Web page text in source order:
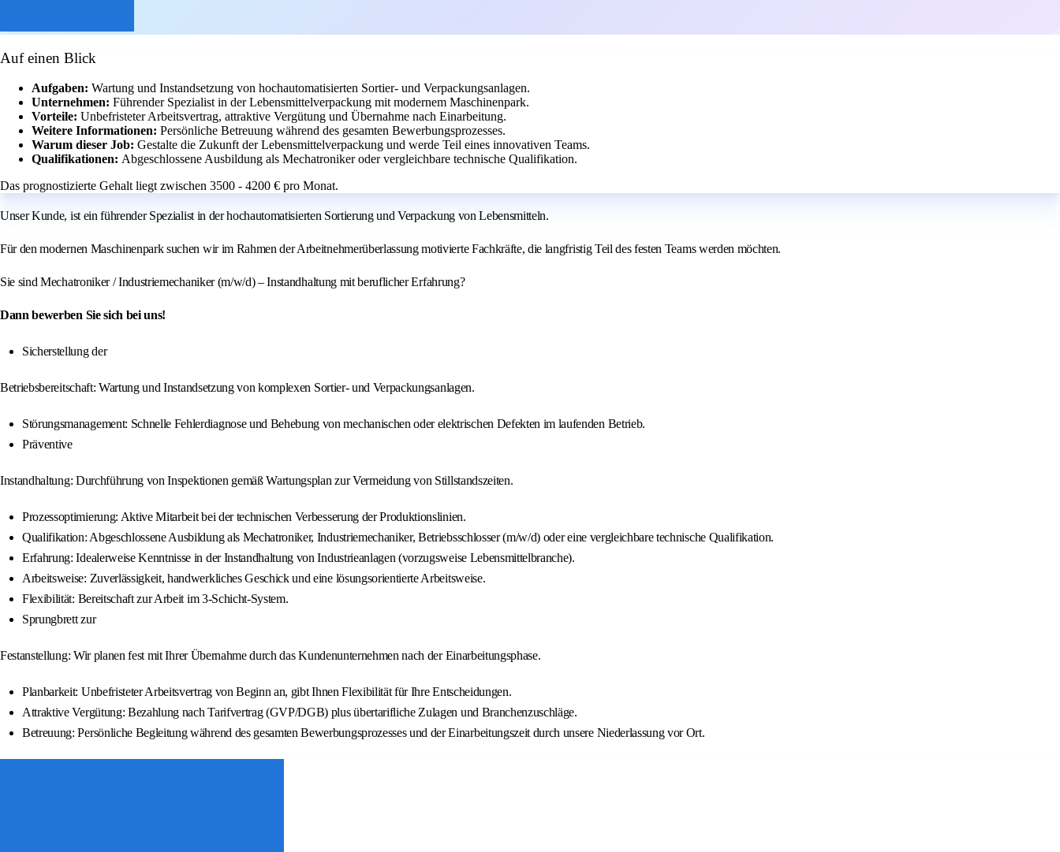
Auf einen Blick
Aufgaben: Wartung und Instandsetzung von hochautomatisierten Sortier- und Verpackungsanlagen.
Unternehmen: Führender Spezialist in der Lebensmittelverpackung mit modernem Maschinenpark.
Vorteile: Unbefristeter Arbeitsvertrag, attraktive Vergütung und Übernahme nach Einarbeitung.
Weitere Informationen: Persönliche Betreuung während des gesamten Bewerbungsprozesses.
Warum dieser Job: Gestalte die Zukunft der Lebensmittelverpackung und werde Teil eines innovativen Teams.
Qualifikationen: Abgeschlossene Ausbildung als Mechatroniker oder vergleichbare technische Qualifikation.
Das prognostizierte Gehalt liegt zwischen 3500 - 4200 € pro Monat.
Unser Kunde, ist ein führender Spezialist in der hochautomatisierten Sortierung und Verpackung von Lebensmitteln.
Für den modernen Maschinenpark suchen wir im Rahmen der Arbeitnehmerüberlassung motivierte Fachkräfte, die langfristig Teil des festen Teams werden möchten.
Sie sind Mechatroniker / Industriemechaniker (m/w/d) – Instandhaltung mit beruflicher Erfahrung?
Dann bewerben Sie sich bei uns!
Sicherstellung der
Betriebsbereitschaft: Wartung und Instandsetzung von komplexen Sortier- und Verpackungsanlagen.
Störungsmanagement: Schnelle Fehlerdiagnose und Behebung von mechanischen oder elektrischen Defekten im laufenden Betrieb.
Präventive
Instandhaltung: Durchführung von Inspektionen gemäß Wartungsplan zur Vermeidung von Stillstandszeiten.
Prozessoptimierung: Aktive Mitarbeit bei der technischen Verbesserung der Produktionslinien.
Qualifikation: Abgeschlossene Ausbildung als Mechatroniker, Industriemechaniker, Betriebsschlosser (m/w/d) oder eine vergleichbare technische Qualifikation.
Erfahrung: Idealerweise Kenntnisse in der Instandhaltung von Industrieanlagen (vorzugsweise Lebensmittelbranche).
Arbeitsweise: Zuverlässigkeit, handwerkliches Geschick und eine lösungsorientierte Arbeitsweise.
Flexibilität: Bereitschaft zur Arbeit im 3-Schicht-System.
Sprungbrett zur
Festanstellung: Wir planen fest mit Ihrer Übernahme durch das Kundenunternehmen nach der Einarbeitungsphase.
Planbarkeit: Unbefristeter Arbeitsvertrag von Beginn an, gibt Ihnen Flexibilität für Ihre Entscheidungen.
Attraktive Vergütung: Bezahlung nach Tarifvertrag (GVP/DGB) plus übertarifliche Zulagen und Branchenzuschläge.
Betreuung: Persönliche Begleitung während des gesamten Bewerbungsprozesses und der Einarbeitungszeit durch unsere Niederlassung vor Ort.